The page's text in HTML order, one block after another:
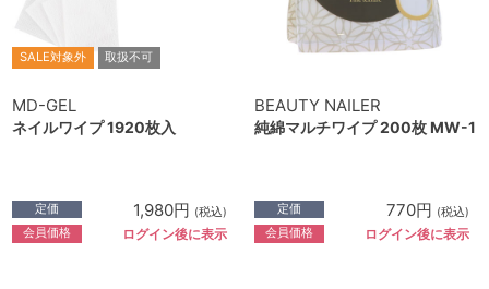
SALE対象外 取扱不可
MD-GEL
ネイルワイプ 1920枚入
定価 1,980円 (税込)
会員価格 ログイン後に表示
BEAUTY NAILER
純綿マルチワイプ 200枚 MW-1
定価 770円 (税込)
会員価格 ログイン後に表示